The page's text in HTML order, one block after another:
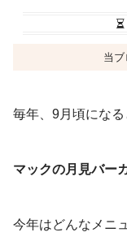
当
毎年、9月頃にな
マックの月見バー
今年はどんなメニ